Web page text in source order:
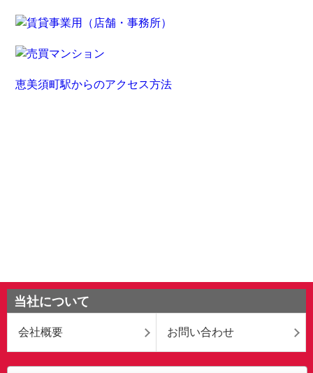
恵美須町駅からのアクセス方法
当社について
会社概要 お問い合わせ